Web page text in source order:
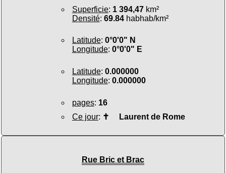
Superficie: 1 394,47km²
Densité: 69.84habhab/km²
Latitude: 0°0'0" N
Longitude: 0°0'0" E
Latitude: 0.000000
Longitude: 0.000000
pages: 16
Ce jour: ✝ Laurent de Rome
Rue Bric et Brac